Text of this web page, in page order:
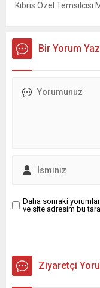
Kıbrıs Özel
Genel Sekreteri Kofi
Planı’nı hatırlattığını
Bir Yorum
Daha sonraki
ve site adresim bu
Ziyaretçi